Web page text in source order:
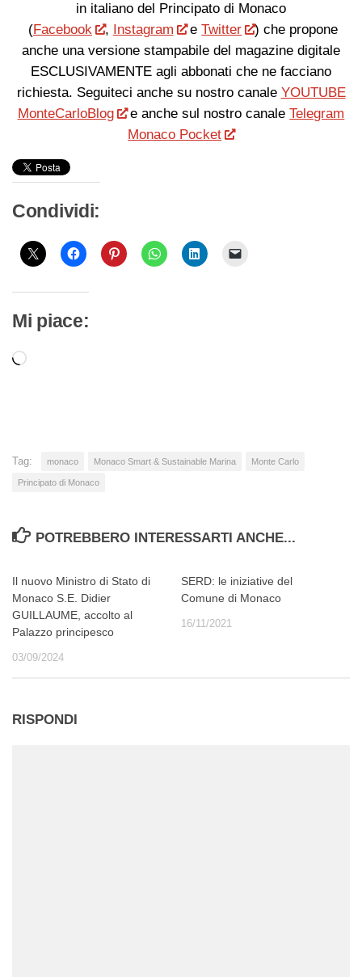
in italiano del Principato di Monaco
(Facebook , Instagram eTwitter
) che propone
anche una versione stampabile del magazine digitale
ESCLUSIVAMENTE agli abbonati che ne facciano
richiesta. Seguiteci anche su nostro canale YOUTUBE
MonteCarloBlog
e anche sul nostro canaleTelegram
Monaco Pocket
Condividi:
Mi piace:
Caricamento
Tag: monaco Monaco Smart & Sustainable Marina Monte Carlo
Principato di Monaco
POTREBBERO INTERESSARTI ANCHE...
Il nuovo Ministro di Stato di
Monaco S.E. Didier
GUILLAUME, accolto al
Palazzo principesco
03/09/2024
SERD: le iniziative del
Comune di Monaco
16/11/2021
RISPONDI